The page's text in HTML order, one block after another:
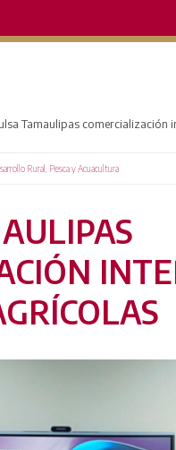
Tamaulipas
Rural, Pesca y Acuacultura